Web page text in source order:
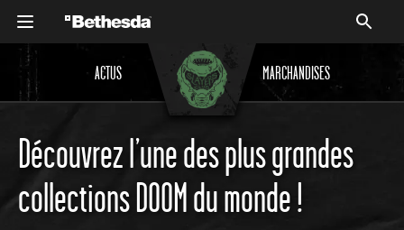
ACTUS MARCHANDISES
Découvrez l’une des plus grandes
collections DOOM du monde !